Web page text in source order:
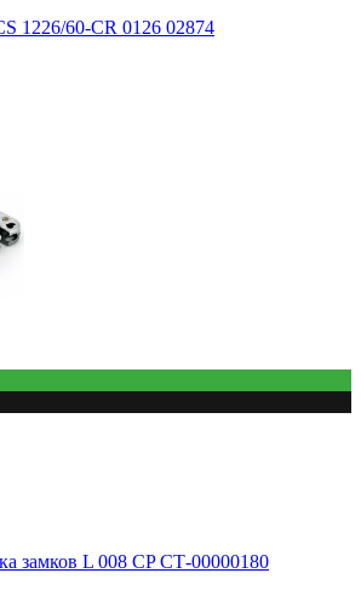
1226/60-CR 0126 02874
замков L 008 CP СТ-00000180